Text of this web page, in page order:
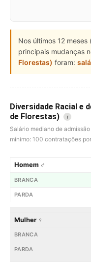
Nos últimos 12
principais mudanças
Florestas) foram:
Diversidade Racial e
de Florestas)
i
Salário mediano de
mínimo: 100 contratações
Homem ♂
Mulher ♀